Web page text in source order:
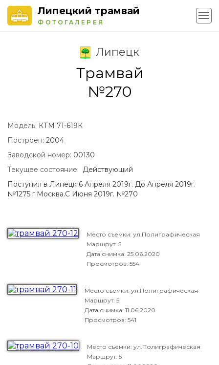
Липецкий трамвай
ФОТОГАЛЕРЕЯ
Липецк
Трамвай
№270
Модель: КТМ 71-619К
Построен: 2004
Заводской номер: 00130
Текущее состояние: Действующий
Поступил в Липецк 6 Апреля 2019г. До Апреля 2019г.
№1275 г.Москва.С Июня 2019г. №270
Место съемки: ул.Полиграфическая
Маршрут: 5
Дата снимка: 25.06.2020
Просмотров: 554
Место съемки: ул.Полиграфическая
Маршрут: 5
Дата снимка: 11.06.2020
Просмотров: 541
Место съемки: ул.Полиграфическая
Маршрут: 5